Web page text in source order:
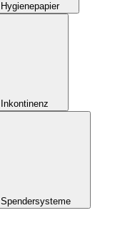
Hygienepapier
Inkontinenz
Spendersysteme